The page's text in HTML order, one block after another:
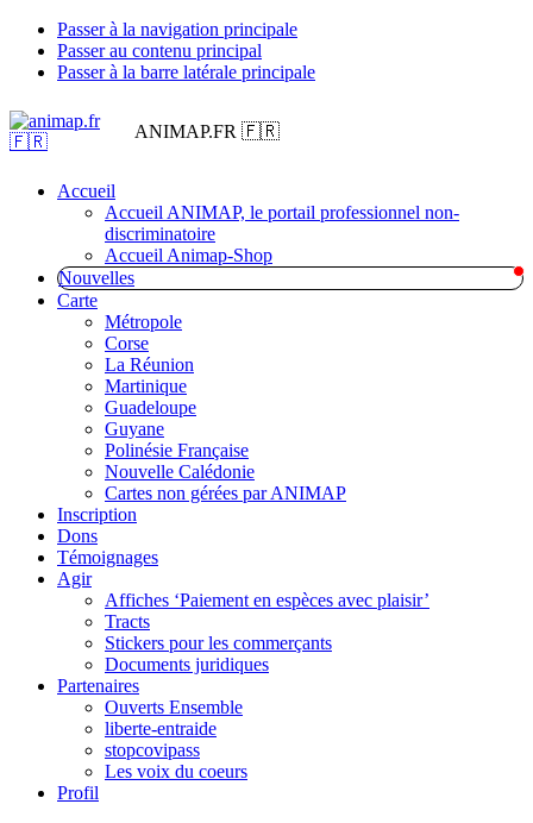
Passer à la navigation principale
Passer au contenu principal
Passer à la barre latérale principale
ANIMAP.FR 🇫🇷
Accueil
Accueil ANIMAP, le portail professionnel non-
discriminatoire
Accueil Animap-Shop
Nouvelles
Carte
Métropole
Corse
La Réunion
Martinique
Guadeloupe
Guyane
Polinésie Française
Nouvelle Calédonie
Cartes non gérées par ANIMAP
Inscription
Dons
Témoignages
Agir
Affiches ‘Paiement en espèces avec plaisir’
Tracts
Stickers pour les commerçants
Documents juridiques
Partenaires
Ouverts Ensemble
liberte-entraide
stopcovipass
Les voix du coeurs
Profil